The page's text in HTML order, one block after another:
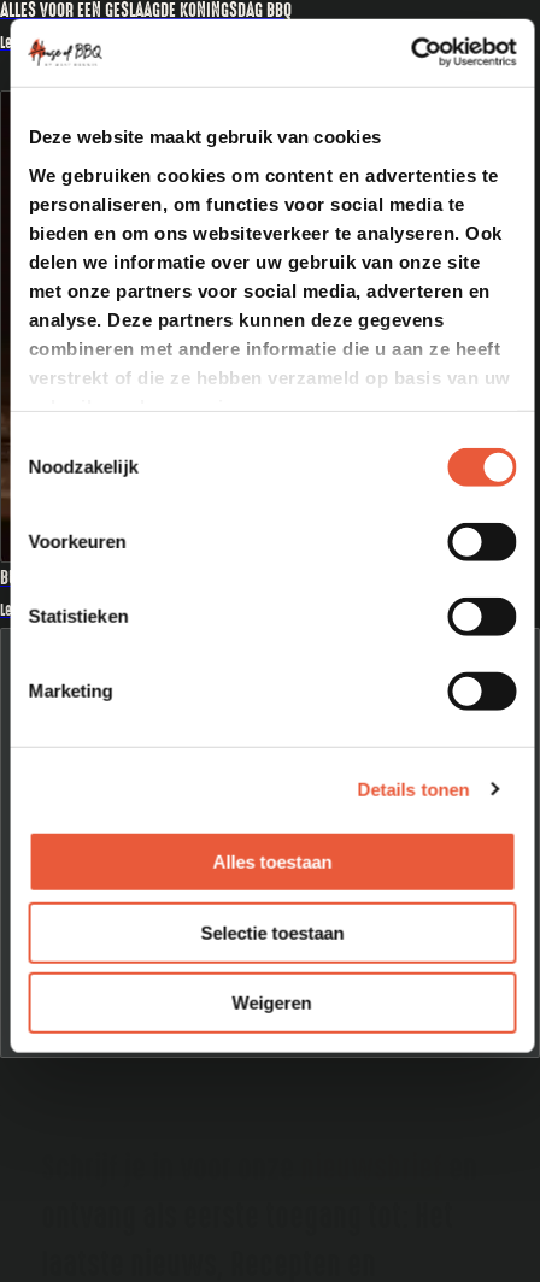
Deze website maakt gebruik van cookies
We gebruiken cookies om content en advertenties te
personaliseren, om functies voor social media te
bieden en om ons websiteverkeer te analyseren. Ook
delen we informatie over uw gebruik van onze site
met onze partners voor social media, adverteren en
analyse. Deze partners kunnen deze gegevens
combineren met andere informatie die u aan ze heeft
verstrekt of die ze hebben verzameld op basis van uw
Toestemmingsselectie
Noodzakelijk
Voorkeuren
Statistieken
Marketing
Details tonen
Alles toestaan
Selectie toestaan
Weigeren
ALLES VOOR EEN GESLAAGDE KONINGSDAG BBQ
Lees meer
BUTCHER PAPER OF ALUMINIUMFOLIE?
Lees meer
Maandelijks Tips & Tricks in je inbox?
Blijf op de hoogte van de beste BBQ tips! Meld je aan voor
onze nieuwsbrief en ontvang wekelijks handige adviezen
over onderhoud, gebruik en keuzehulp rechtstreeks in je